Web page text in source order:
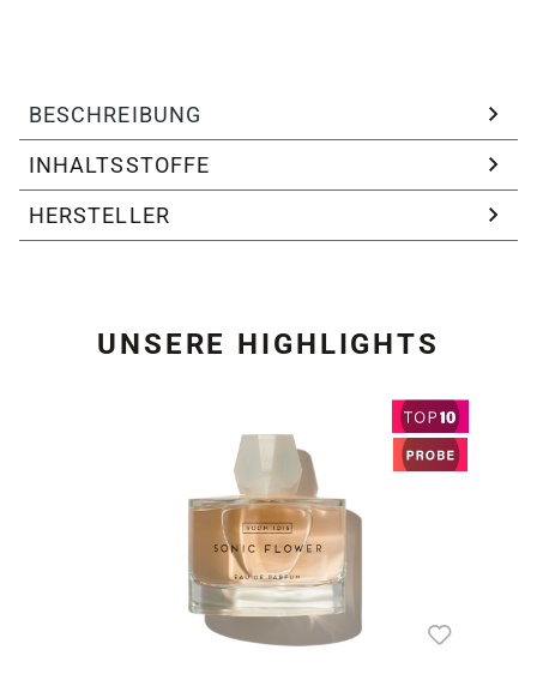
BESCHREIBUNG
INHALTSSTOFFE
HERSTELLER
UNSERE HIGHLIGHTS